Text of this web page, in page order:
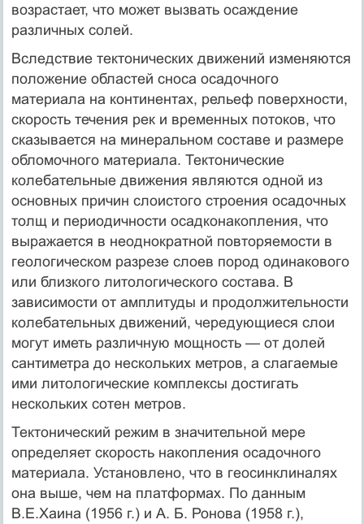
возрастает, что может вызвать осаждение
различных солей.
Вследствие тектонических движений изменяются
положение областей сноса осадочного
материала на континентах, рельеф поверхности,
скорость течения рек и временных потоков, что
сказывается на минеральном составе и размере
обломочного материала. Тектонические
колебательные движения являются одной из
основных причин слоистого строения осадочных
толщ и периодичности осадконакопления, что
выражается в неоднократной повторяемости в
геологическом разрезе слоев пород одинакового
или близкого литологического состава. В
зависимости от амплитуды и продолжительности
колебательных движений, чередующиеся слои
могут иметь различную мощность — от долей
сантиметра до нескольких метров, а слагаемые
ими литологические комплексы достигать
нескольких сотен метров.
Тектонический режим в значительной мере
определяет скорость накопления осадочного
материала. Установлено, что в геосинклиналях
она выше, чем на платформах. По данным
В.Е.Хаина (1956 г.) и А. Б. Ронова (1958 г.),